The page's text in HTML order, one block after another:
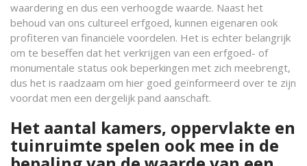
waardering en dus een verhoogde waarde. Naast het
behoud van ons cultureel erfgoed, kunnen eigenaren ook
profiteren van financiële voordelen. Het is echter belangrijk
om te beseffen dat het verkrijgen van een erfgoed- of
monumentale status ook beperkingen met zich meebrengt,
dus het is raadzaam om hier goed geïnformeerd over te zijn
voordat men een dergelijk pand aanschaft.
Het aantal kamers, oppervlakte en
tuinruimte spelen ook mee in de